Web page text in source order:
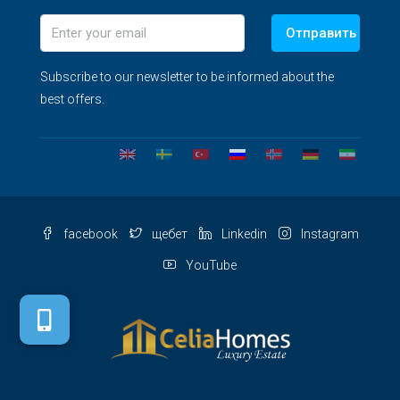
Отправить
Subscribe to our newsletter to be informed about the
best offers.
facebook щебет Linkedin Instagram
YouTube